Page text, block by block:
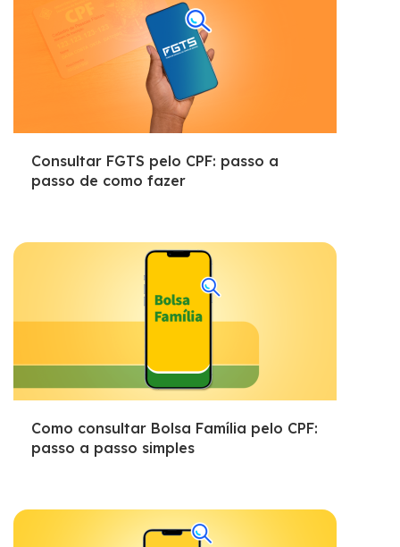
Consultar FGTS pelo CPF: passo a
passo de como fazer
Como consultar Bolsa Família pelo CPF:
passo a passo simples